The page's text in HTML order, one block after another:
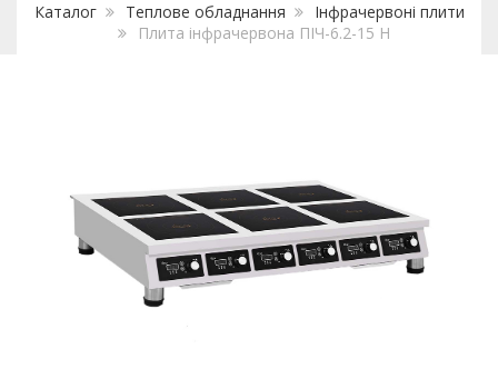
Каталог Теплове обладнання
Iнфрачервонi плити
Плита інфрачервона ПІЧ-6.2-15 Н